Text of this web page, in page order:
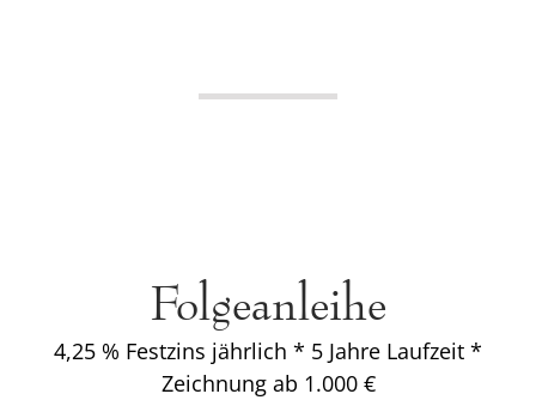
Folgeanleihe
4,25 % Festzins jährlich * 5 Jahre Laufzeit *
Zeichnung ab 1.000 €